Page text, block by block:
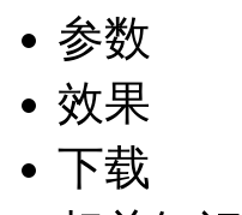
参数
效果
下载